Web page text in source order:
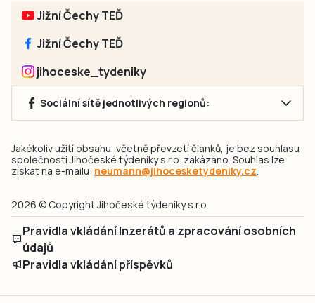
Jižní Čechy TEĎ
Jižní Čechy TEĎ
jihoceske_tydeniky
Sociální sítě jednotlivých regionů:
Jakékoliv užití obsahu, včetně převzetí článků, je bez souhlasu
společnosti Jihočeské týdeníky s.r.o. zakázáno. Souhlas lze
získat na e-mailu: neumann@jihocesketydeniky.cz
2026 © Copyright Jihočeské týdeníky s.r.o.
Pravidla vkládání Inzerátů a zpracování osobních
údajů
Pravidla vkládání příspěvků